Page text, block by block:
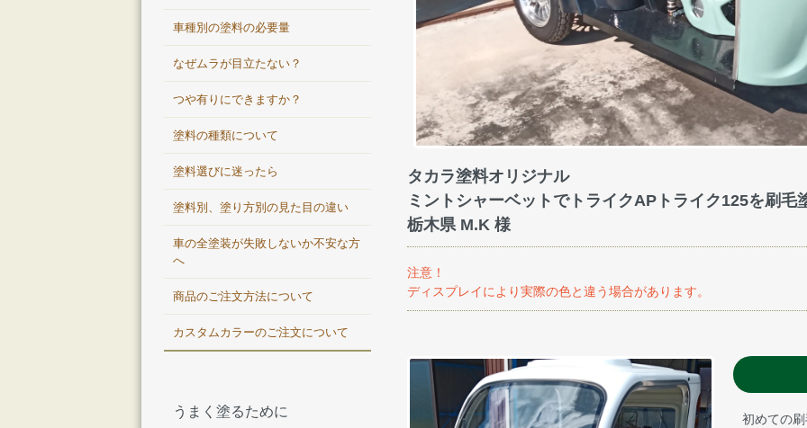
タカラ塗料オリジナル
ミントシャーベットでトライクAPトライク125を刷毛
栃木県 M.K 様
注意！
ディスプレイにより実際の色と違う場合があります。
初めての
車種別の塗料の必要量
なぜムラが目立たない？
つや有りにできますか？
塗料の種類について
塗料選びに迷ったら
塗料別、塗り方別の見た目の違い
車の全塗装が失敗しないか不安な方
へ
商品のご注文方法について
カスタムカラーのご注文について
うまく塗るために